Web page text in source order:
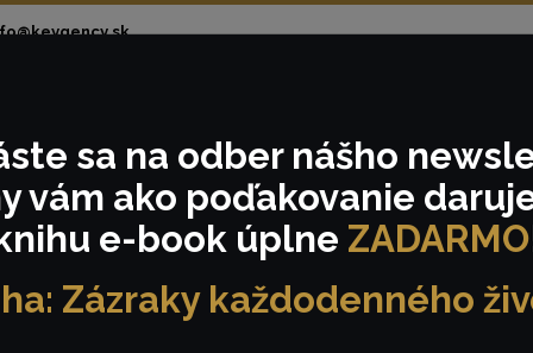
Realizácie Tématické eventy
sa na odber nášho
vám ako poďakovanie
e-book úplne ZADARMO
Zázraky každodenného